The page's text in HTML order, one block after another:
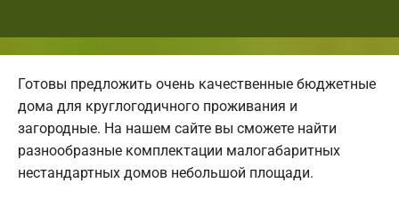
Готовы предложить очень качественные бюджетные
дома для круглогодичного проживания и
загородные. На нашем сайте вы сможете найти
разнообразные комплектации малогабаритных
нестандартных домов небольшой площади.